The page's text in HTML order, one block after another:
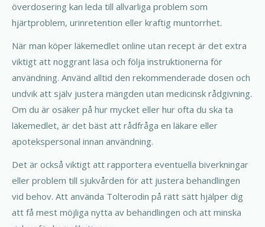
överdosering kan leda till allvarliga problem som
hjärtproblem, urinretention eller kraftig muntorrhet.
När man köper läkemedlet online utan recept är det extra
viktigt att noggrant läsa och följa instruktionerna för
användning. Använd alltid den rekommenderade dosen och
undvik att själv justera mängden utan medicinsk rådgivning.
Om du är osäker på hur mycket eller hur ofta du ska ta
läkemedlet, är det bäst att rådfråga en läkare eller
apotekspersonal innan användning.
Det är också viktigt att rapportera eventuella biverkningar
eller problem till sjukvården för att justera behandlingen
vid behov. Att använda Tolterodin på rätt sätt hjälper dig
att få mest möjliga nytta av behandlingen och att minska